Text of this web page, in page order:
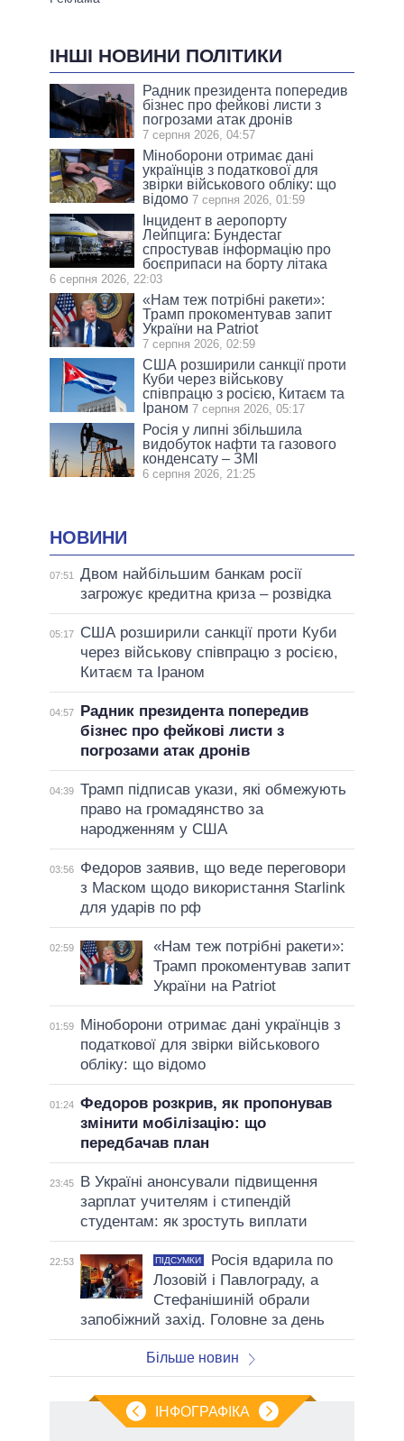
ІНШІ НОВИНИ ПОЛІТИКИ
Радник президента попередив
бізнес про фейкові листи з
погрозами атак дронів
7 серпня 2026, 04:57
Міноборони отримає дані
українців з податкової для
звірки військового обліку: що
відомо 7 серпня 2026, 01:59
Інцидент в аеропорту
Лейпцига: Бундестаг
спростував інформацію про
боєприпаси на борту літака
6 серпня 2026, 22:03
«Нам теж потрібні ракети»:
Трамп прокоментував запит
України на Patriot
7 серпня 2026, 02:59
США розширили санкції проти
Куби через військову
співпрацю з росією, Китаєм та
Іраном 7 серпня 2026, 05:17
Росія у липні збільшила
видобуток нафти та газового
конденсату – ЗМІ
6 серпня 2026, 21:25
НОВИНИ
07:51
Двом найбільшим банкам росії
загрожує кредитна криза – розвідка
05:17
США розширили санкції проти Куби
через військову співпрацю з росією,
Китаєм та Іраном
04:57
Радник президента попередив
бізнес про фейкові листи з
погрозами атак дронів
04:39 Трамп підписав укази, які обмежують
право на громадянство за
народженням у США
03:56
Федоров заявив, що веде переговори
з Маском щодо використання Starlink
для ударів по рф
02:59
«Нам теж потрібні ракети»:
Трамп прокоментував запит
України на Patriot
01:59
Міноборони отримає дані українців з
податкової для звірки військового
обліку: що відомо
01:24 Федоров розкрив, як пропонував
змінити мобілізацію: що
передбачав план
23:45
В Україні анонсували підвищення
зарплат учителям і стипендій
студентам: як зростуть виплати
22:53 ПІДСУМКИ
Росія вдарила по
Лозовій і Павлограду, а
Стефанішиній обрали
запобіжний захід. Головне за день
Більше новин
ІНФОГРАФІКА